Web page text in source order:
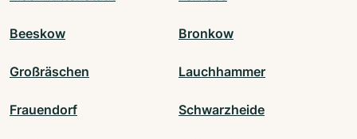
Beeskow Bronkow
Großräschen Lauchhammer
Frauendorf Schwarzheide